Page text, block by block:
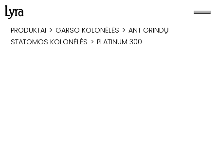
PRODUKTAI > GARSO KOLONĖLĖS > ANT GRINDŲ
STATOMOS KOLONĖLĖS > PLATINUM 300